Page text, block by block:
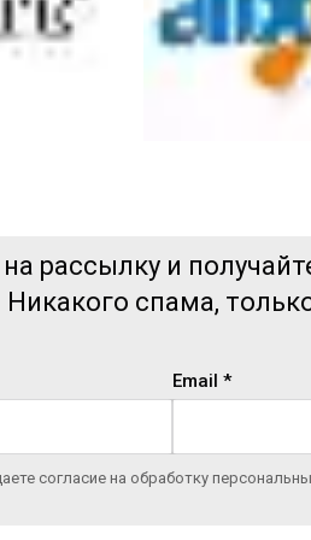
рассылку и
Никакого спама,
Email *
согласие на обработку